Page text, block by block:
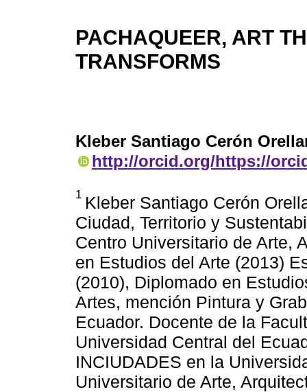
PACHAQUEER, ART
TRANSFORMS
Kleber Santiago Cerón
http://orcid.org/https://
1 Kleber Santiago Cerón
Ciudad, Territorio y
Centro Universitario de Arte,
en Estudios del Arte (2013)
(2010), Diplomado en
Artes, mención Pintura y
Ecuador. Docente de la
Universidad Central del
INCIUDADES en la
Universitario de Arte,